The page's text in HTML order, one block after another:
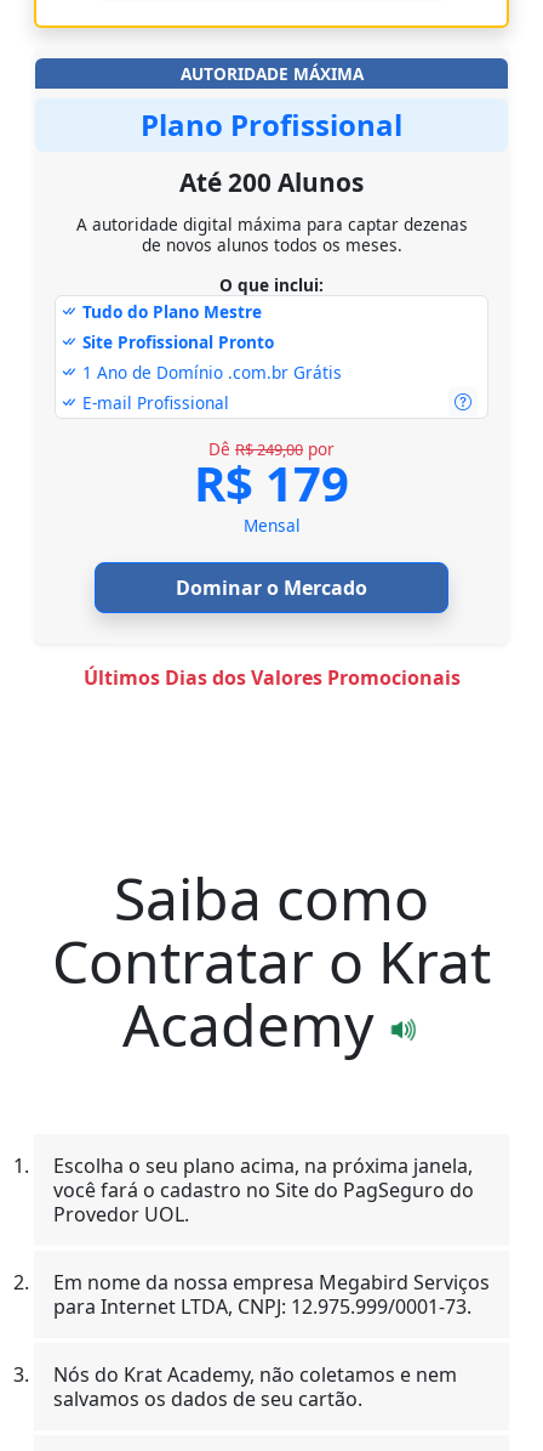
AUTORIDADE MÁXIMA
Plano Profissional
Até 200 Alunos
A autoridade digital máxima para captar dezenas
de novos alunos todos os meses.
O que inclui:
Tudo do Plano Mestre
Site Profissional Pronto
1 Ano de Domínio .com.br Grátis
E-mail Profissional
Dê R$ 249,00 por
R$ 179
Mensal
Dominar o Mercado
Últimos Dias dos Valores Promocionais
Saiba como
Contratar o Krat
Academy
Escolha o seu plano acima, na próxima janela,
você fará o cadastro no Site do PagSeguro do
Provedor UOL.
Em nome da nossa empresa Megabird Serviços
para Internet LTDA, CNPJ: 12.975.999/0001-73.
Nós do Krat Academy, não coletamos e nem
salvamos os dados de seu cartão.